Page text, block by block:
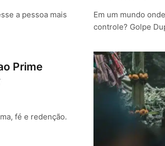
a pessoa mais
Em um mundo
controle? Golpe
Prime
fé e redenção.